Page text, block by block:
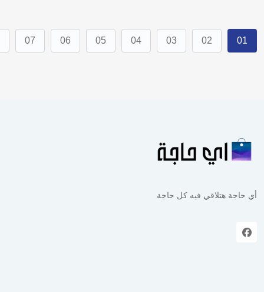
01
02
03
04
05
06
07
أي حاجة هتلاقي فيه كل حاجة